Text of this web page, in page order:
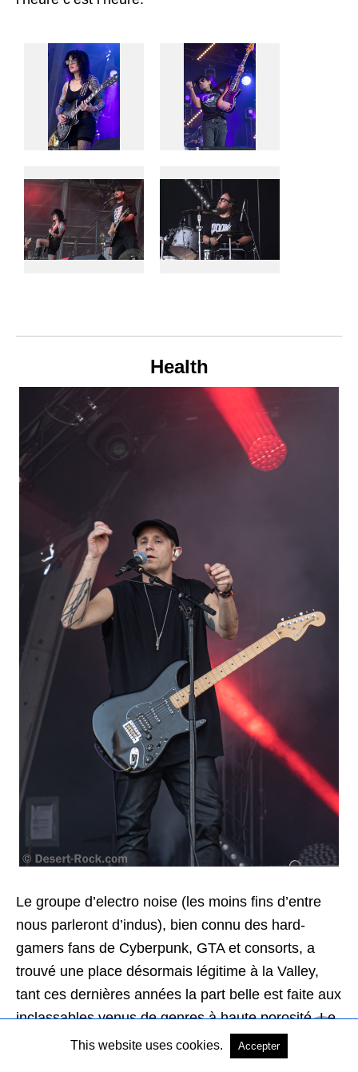
Health
Le groupe d’electro noise (les moins fins d’entre
nous parleront d’indus), bien connu des hard-
gamers fans de Cyberpunk, GTA et consorts, a
trouvé une place désormais légitime à la Valley,
tant ces dernières années la part belle est faite aux
inclassables venus de genres à haute porosité. Le
metal de Health, on l’a dit, est certes électro, mais
n’est bruitiste qu’en de rares occasions,
This website uses cookies. Accepter